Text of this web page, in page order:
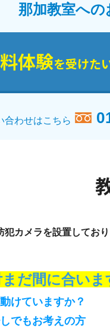
那加教室への
体験を受けた
合わせはこちら
カメラを設置しており
だ間に合いま
けていますか？
でもお考えの方